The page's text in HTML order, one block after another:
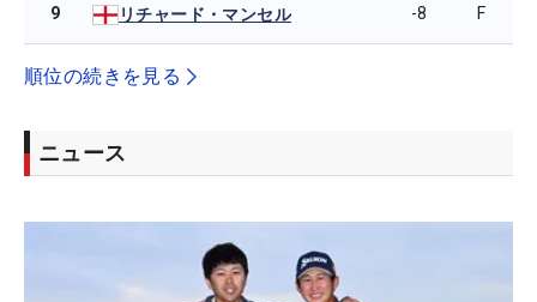
9 リチャード・マンセル -8 F
順位の続きを見る
ニュース